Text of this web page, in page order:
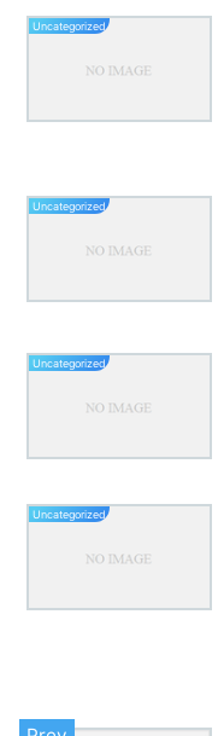
Uncategorized
Uncategorized
Uncategorized
Uncategorized